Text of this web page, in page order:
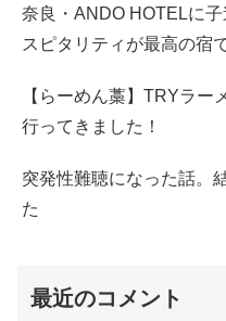
奈良・ANDO HOTELに
スピタリティが最高の宿
【らーめん藁】TRYラー
行ってきました！
突発性難聴になった話。
た
最近のコメント